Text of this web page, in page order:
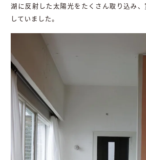
湖に反射した太陽光をたくさん取り込み
していました。